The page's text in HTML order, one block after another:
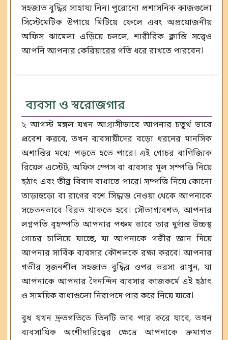
সহজাত বুদ্ধির সাহায্য নিন। পুরোনো প্রশাসনিক কাজগুলো
সিস্টেমেটিক উপায়ে মিটিয়ে ফেলে এবং অপ্রয়োজনীয়
অফিস ঝামেলা এড়িয়ে চললে, শারীরিক ক্লান্তি সত্ত্বেও
আপনি আপনার কেরিয়ারের গতি ধরে রাখতে পারবেন।
ব্যবসা ও স্বরোজগার
২ আগস্ট মঙ্গল যখন আগ্রাসীভাবে আপনার চতুর্থ ভাবে
প্রবেশ করবে, তখন ব্যবসায়ীদের বড়ো ধরনের মানসিক
অশান্তির মধ্যে পড়তে হতে পারে। এই গোচর বাণিজ্যিক
রিয়েল এস্টেট, অফিস স্পেস বা ব্যবসার মূল সম্পত্তি নিয়ে
হঠাৎ এবং তীব্র বিবাদ বাধাতে পারে। সম্পত্তি নিয়ে কোনো
তাড়াহুড়ো বা রাগের বশে সিদ্ধান্ত নেওয়া থেকে আপনাকে
সচেতনভাবে বিরত থাকতে হবে। সৌভাগ্যবশত, আপনার
লগ্নপতি বৃহস্পতি আপনার পঞ্চম ভাবে তার দুর্দান্ত উচ্চস্থ
গোচর চালিয়ে যাচ্ছে, যা আপনাকে গভীর জ্ঞান দিয়ে
আপনার সার্বিক ব্যবসার কৌশলকে রক্ষা করবে। আপনার
গভীর সৃজনশীল সহজাত বুদ্ধির ওপর ভরসা রাখুন, যা
আপনাকে আপনার দৈনন্দিন ব্যবসার কাজকর্মে এই হঠাৎ
ও সাময়িক বাধাগুলো নিরাপদে পার করে নিয়ে যাবে।
বুধ যখন দ্রুতগতিতে তিনটি ভাব পার করে যাবে, তখন
ব্যবসায়িক অংশীদারিত্বের ক্ষেত্রে আপনাকে ক্রমাগত